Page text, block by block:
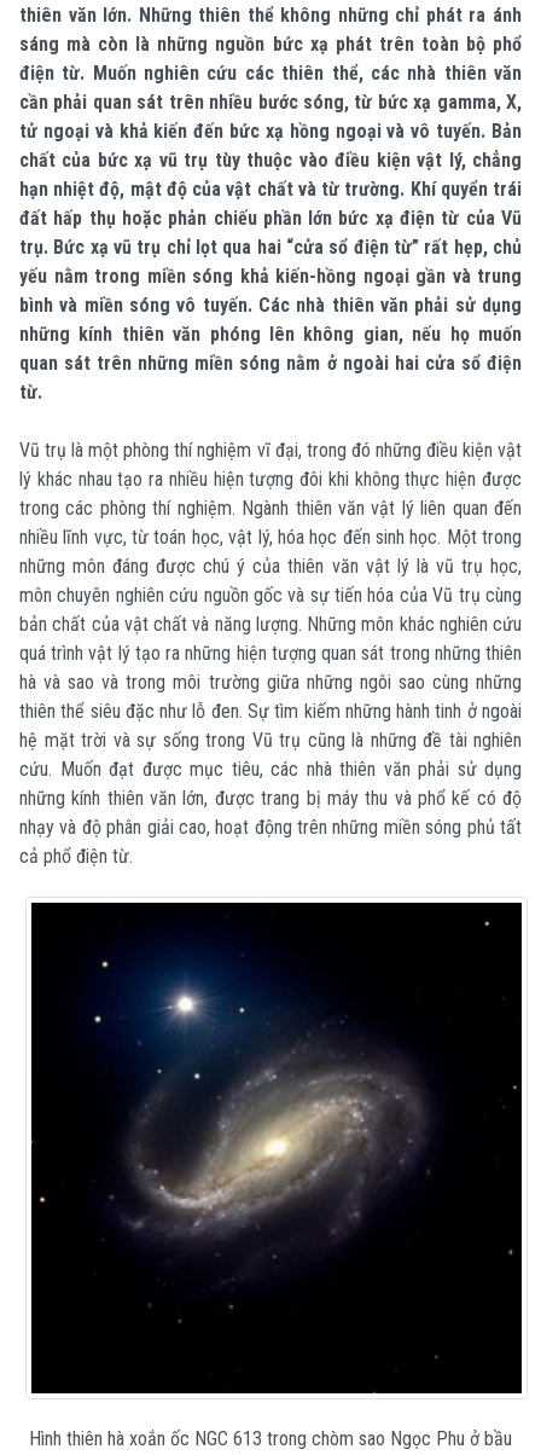
thiên văn lớn. Những thiên thể không những chỉ phát ra ánh
sáng mà còn là những nguồn bức xạ phát trên toàn bộ phổ
điện từ. Muốn nghiên cứu các thiên thể, các nhà thiên văn
cần phải quan sát trên nhiều bước sóng, từ bức xạ gamma, X,
tử ngoại và khả kiến đến bức xạ hồng ngoại và vô tuyến. Bản
chất của bức xạ vũ trụ tùy thuộc vào điều kiện vật lý, chẳng
hạn nhiệt độ, mật độ của vật chất và từ trường. Khí quyển trái
đất hấp thụ hoặc phản chiếu phần lớn bức xạ điện từ của Vũ
trụ. Bức xạ vũ trụ chỉ lọt qua hai “cửa sổ điện từ” rất hẹp, chủ
yếu nằm trong miền sóng khả kiến-hồng ngoại gần và trung
bình và miền sóng vô tuyến. Các nhà thiên văn phải sử dụng
những kính thiên văn phóng lên không gian, nếu họ muốn
quan sát trên những miền sóng nằm ở ngoài hai cửa sổ điện
từ.
Vũ trụ là một phòng thí nghiệm vĩ đại, trong đó những điều kiện vật
lý khác nhau tạo ra nhiều hiện tượng đôi khi không thực hiện được
trong các phòng thí nghiệm. Ngành thiên văn vật lý liên quan đến
nhiều lĩnh vực, từ toán học, vật lý, hóa học đến sinh học. Một trong
những môn đáng được chú ý của thiên văn vật lý là vũ trụ học,
môn chuyên nghiên cứu nguồn gốc và sự tiến hóa của Vũ trụ cùng
bản chất của vật chất và năng lượng. Những môn khác nghiên cứu
quá trình vật lý tạo ra những hiện tượng quan sát trong những thiên
hà và sao và trong môi trường giữa những ngôi sao cùng những
thiên thể siêu đặc như lỗ đen. Sự tìm kiếm những hành tinh ở ngoài
hệ mặt trời và sự sống trong Vũ trụ cũng là những đề tài nghiên
cứu. Muốn đạt được mục tiêu, các nhà thiên văn phải sử dụng
những kính thiên văn lớn, được trang bị máy thu và phổ kế có độ
nhạy và độ phân giải cao, hoạt động trên những miền sóng phủ tất
cả phổ điện từ.
Hình thiên hà xoắn ốc NGC 613 trong chòm sao Ngọc Phu ở bầu